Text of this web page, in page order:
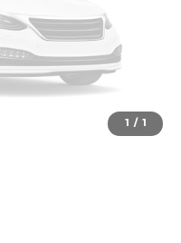
1 / 1